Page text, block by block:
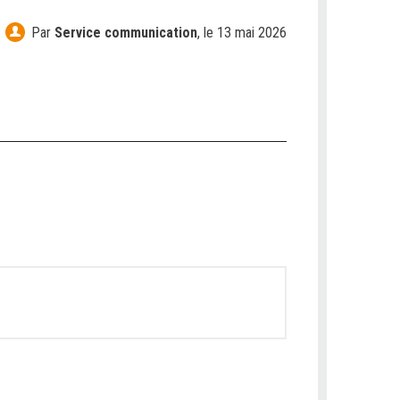
Par Service communication, le 13 mai 2026